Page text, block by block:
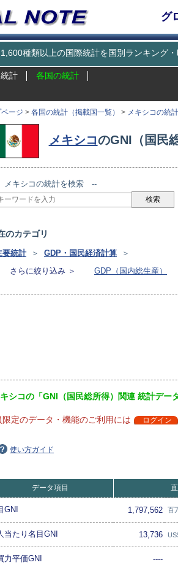
グ
種類以上の国際統計を国別ランキン
計 各国の統計
ページ > 各国の統計（掲載国一覧） > メキシコの統
メキシコのGNI（国民
キシコの統計を検索 --
のカテゴリ
要統計＞ GDP・国民経済計算 ＞
さらに絞り込み ＞
GDP（国内総生産）
キシコの「GNI（国民総所得）関連 統計デー
限定のデータ・機能のご利用には ログイン
使い方ガイド
データ項目
GNI 1,797,562 百
当たり名目GNI 13,736
力平価GNI ----